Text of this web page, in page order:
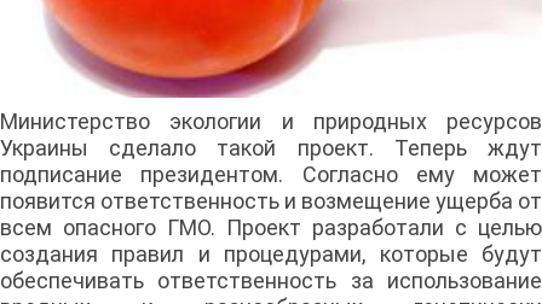
Министерство экологии и природных ресурсов
Украины сделало такой проект. Теперь ждут
подписание президентом. Согласно ему может
появится ответственность и возмещение ущерба от
всем опасного ГМО. Проект разработали с целью
создания правил и процедурами, которые будут
обеспечивать ответственность за использование